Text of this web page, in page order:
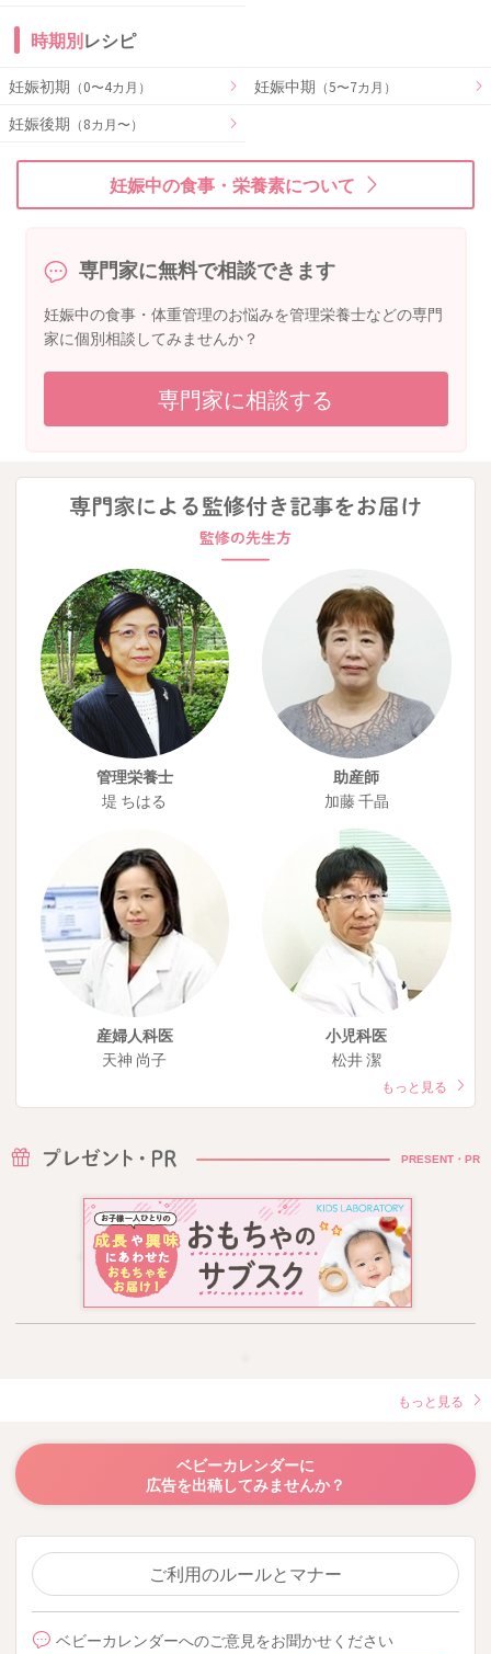
時期別レシピ
妊娠初期 （0〜4カ月） 妊娠中期 （5〜7カ月）
妊娠後期 （8カ月〜）
妊娠中の食事・栄養素について
専門家に無料で相談できます
妊娠中の食事・体重管理のお悩みを管理栄養士などの専門
家に個別相談してみませんか？
専門家に相談する
管理栄養士
堤 ちはる
助産師
加藤 千晶
産婦人科医
天神 尚子
小児科医
松井 潔
もっと見る
PRESENT・PR
もっと見る
ベビーカレンダーに
広告を出稿してみませんか？
ご利用のルールとマナー
ベビーカレンダーへのご意見をお聞かせください